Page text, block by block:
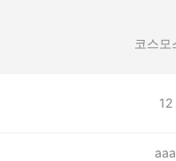
코스모
12
aaa